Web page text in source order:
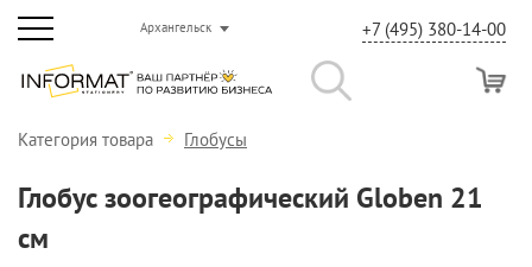
Архангельск +7 (495) 380-14-00
Категория товара Глобусы
Глобус зоогеографический Globen 21
см